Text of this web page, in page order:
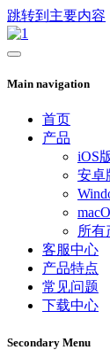
跳转到主要内容
Main navigation
首页
产品
iOS
安卓
所有
客服中心
产品特点
常见问题
下载中心
Secondary Menu